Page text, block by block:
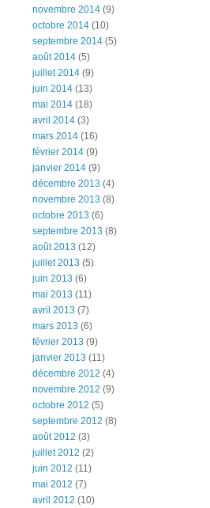
novembre 2014 (9)
octobre 2014 (10)
septembre 2014 (5)
août 2014 (5)
juillet 2014 (9)
juin 2014 (13)
mai 2014 (18)
avril 2014 (3)
mars 2014 (16)
février 2014 (9)
janvier 2014 (9)
décembre 2013 (4)
novembre 2013 (8)
octobre 2013 (6)
septembre 2013 (8)
août 2013 (12)
juillet 2013 (5)
juin 2013 (6)
mai 2013 (11)
avril 2013 (7)
mars 2013 (6)
février 2013 (9)
janvier 2013 (11)
décembre 2012 (4)
novembre 2012 (9)
octobre 2012 (5)
septembre 2012 (8)
août 2012 (3)
juillet 2012 (2)
juin 2012 (11)
mai 2012 (7)
avril 2012 (10)